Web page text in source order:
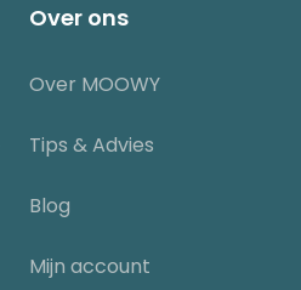
Over ons
Over MOOWY
Tips & Advies
Blog
Mijn account